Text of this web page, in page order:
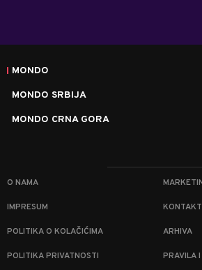
MONDO
MONDO SRBIJA
MONDO CRNA GORA
O NAMA
IMPRESUM KONTAKT
POLITIKA O KOLAČIĆIMA ARHIVA
POLITIKA PRIVATNOSTI PRAVILA